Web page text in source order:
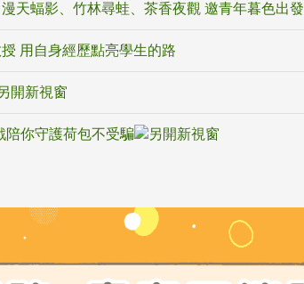
天蝠影、竹林尋蛙、茶香夜觀 邀青年暮色出發
用自身經歷點亮學生的路
陪你守護荷包不受騙